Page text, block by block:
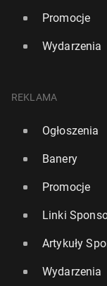
Promocje
Wydarzenia
REKLAMA
Ogłoszenia
Banery
Promocje
Linki
Artykuły
Wydarzenia